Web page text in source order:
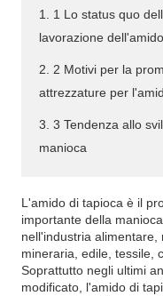
1. 1 Lo status quo
lavorazione
2. 2 Motivi per la
attrezzature per
3. 3 Tendenza allo
manioca
L'amido di tapioca è il
importante della
nell'industria
mineraria, edile, tessile,
Soprattutto negli ultimi
modificato, l'amido di